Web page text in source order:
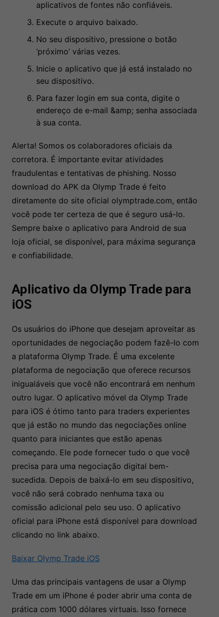
aplicativos de fontes não confiáveis.
Execute o arquivo baixado.
No seu dispositivo, pressione o botão
‘próximo’ várias vezes.
Inicie o aplicativo que já está instalado no
seu dispositivo.
Para fazer login em sua conta, digite o
endereço de e-mail &amp; senha associada
à sua conta.
Alerta! Somos os colaboradores oficiais da
corretora. É importante evitar atividades
fraudulentas e tentativas de phishing. Nosso
download do APK da Olymp Trade é feito
diretamente do site oficial olymptrade.com, então
você pode ter certeza de que é seguro usá-lo.
Sempre baixe o aplicativo para Android de sua
loja oficial, se disponível, para máxima segurança
e confiabilidade.
Aplicativo da Olymp Trade para
iOS
Os usuários do iPhone que desejam aproveitar as
oportunidades de negociação podem fazê-lo com
a plataforma Olymp Trade. É uma excelente
plataforma de negociação que oferece recursos
inigualáveis que você não encontrará em nenhum
outro lugar. O aplicativo móvel da Olymp Trade
para iOS é ótimo tanto para traders experientes
que já estão no mundo das negociações online
quanto para iniciantes que estão apenas
começando. Ele pode fornecer tudo o que você
precisa para uma negociação digital bem-
sucedida. Depois de baixá-lo em seu dispositivo,
você não será cobrado nenhuma taxa ou
comissão adicional pelo seu uso. O aplicativo
oficial para iPhone está disponível para download
clicando no link abaixo.
Baixar Olymp Trade iOS
Uma das principais vantagens de usar a Olymp
Trade em um iPhone é poder abrir uma conta de
prática com 1000 dólares virtuais. Isso fornece